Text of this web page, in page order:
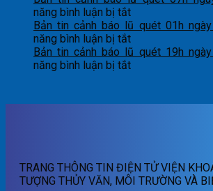
báo
lũ
quét
19h
ngày
dự
lũ
năng bình luận bị tắtở
Bản
tin
cảnh
báo
07h
Bản tin cảnh báo lũ quét 01h
năng bình luận bị tắtở
Bản
tin
lũ
06/08/2026
Bản tin cảnh báo lũ quét 19h
năng bình luận bị tắtở
cảnh
ngày
05/08/2026
TRANG THÔNG TIN ĐIỆN TỬ VIỆN
TƯỢNG THỦY VĂN, MÔI TRƯỜNG VÀ